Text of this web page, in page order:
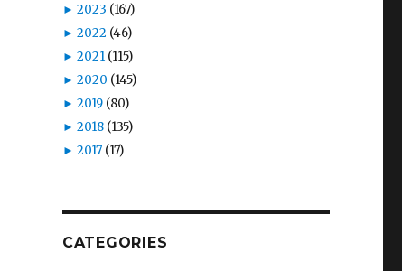
► 2023 (167)
► 2022 (46)
► 2021 (115)
► 2020 (145)
► 2019 (80)
► 2018 (135)
► 2017 (17)
CATEGORIES